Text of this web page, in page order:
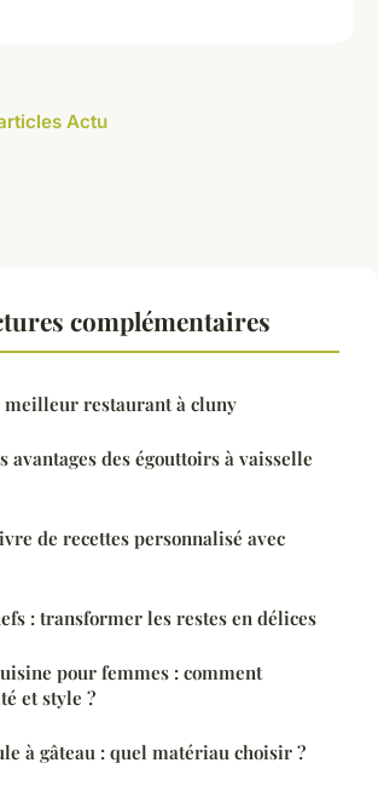
Actu
complémentaires
meilleur restaurant à cluny
avantages des égouttoirs à vaisselle
de recettes personnalisé avec
: transformer les restes en délices
pour femmes : comment
et style ?
à gâteau : quel matériau choisir ?